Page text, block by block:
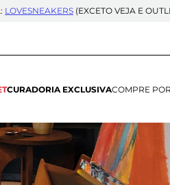
LOVESNEAKERS (EXCETO VEJA E
CURADORIA EXCLUSIVACOMPRE